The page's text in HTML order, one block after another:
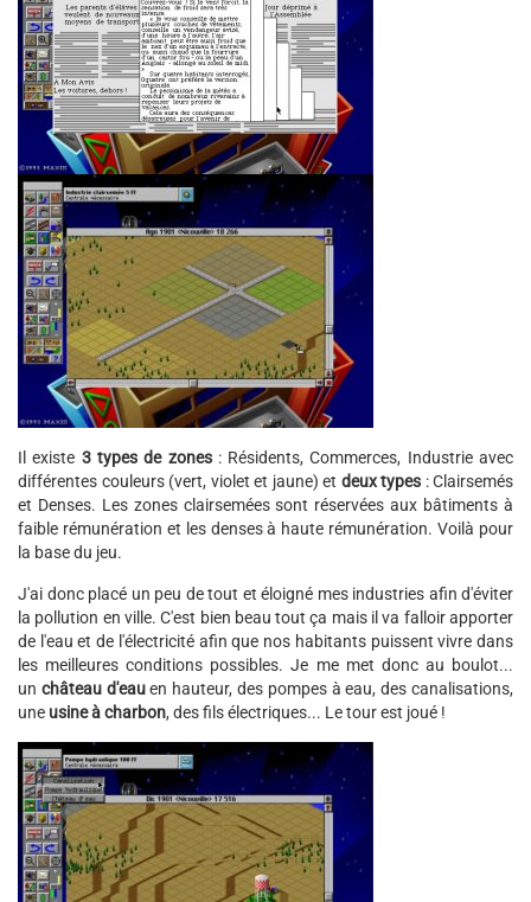
Il existe 3 types de zones: Résidents, Commerces, Industrie avec
différentes couleurs (vert, violet et jaune) et deux types : Clairsemés
et Denses. Les zones clairsemées sont réservées aux bâtiments à
faible rémunération et les denses à haute rémunération. Voilà pour
la base du jeu.
J'ai donc placé un peu de tout et éloigné mes industries afin d'éviter
la pollution en ville. C'est bien beau tout ça mais il va falloir apporter
de l'eau et de l'électricité afin que nos habitants puissent vivre dans
les meilleures conditions possibles. Je me met donc au boulot...
un château d'eauen hauteur, des pompes à eau, des canalisations,
une usine à charbon, des fils électriques... Le tour est joué !